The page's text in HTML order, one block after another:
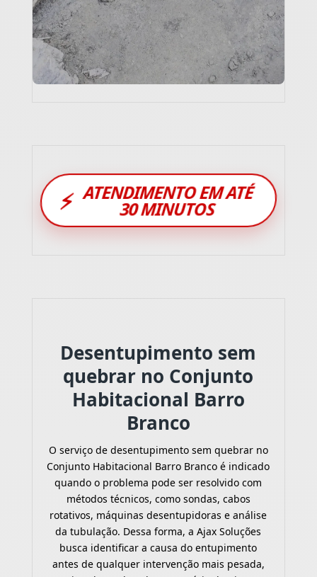
⚡ ATENDIMENTO EM ATÉ
30 MINUTOS
Desentupimento sem
quebrar no Conjunto
Habitacional Barro
Branco
O serviço de desentupimento sem quebrar no
Conjunto Habitacional Barro Branco é indicado
quando o problema pode ser resolvido com
métodos técnicos, como sondas, cabos
rotativos, máquinas desentupidoras e análise
da tubulação. Dessa forma, a Ajax Soluções
busca identificar a causa do entupimento
antes de qualquer intervenção mais pesada,